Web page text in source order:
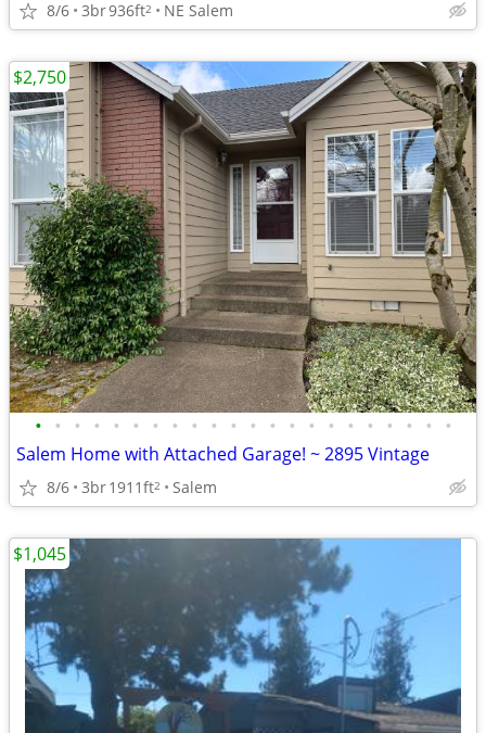
8/6 3br936ft2 NE Salem
• • • • • • • • • • • • • • • • • • • • • •
Salem Home with Attached Garage! ~ 2895 Vintage
8/6 3br1911ft2 Salem
$2,750
$1,045